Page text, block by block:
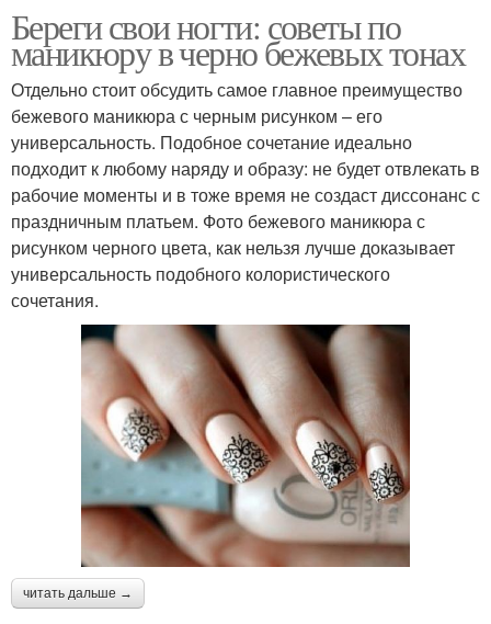
Береги свои ногти: советы по
маникюру в черно бежевых тонах
Отдельно стоит обсудить самое главное преимущество
бежевого маникюра с черным рисунком – его
универсальность. Подобное сочетание идеально
подходит к любому наряду и образу: не будет отвлекать в
рабочие моменты и в тоже время не создаст диссонанс с
праздничным платьем. Фото бежевого маникюра с
рисунком черного цвета, как нельзя лучше доказывает
универсальность подобного колористического
сочетания.
читать дальше →